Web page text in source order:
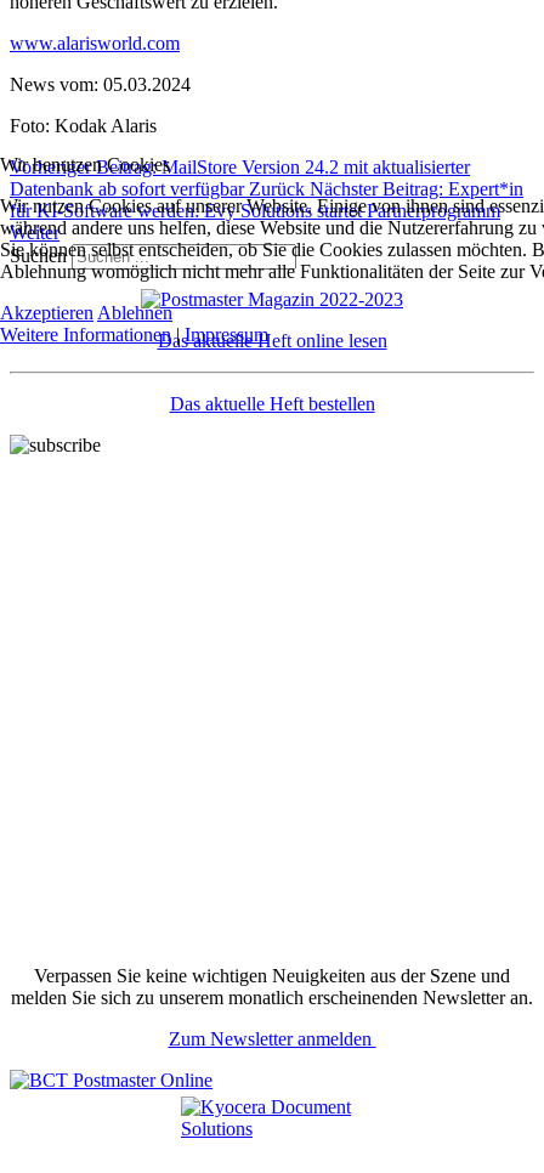
www.alarisworld.com
News vom: 05.03.2024
Foto: Kodak Alaris
Vorheriger Beitrag: MailStore Version 24.2 mit aktualisierter
Datenbank ab sofort verfügbar Zurück Nächster Beitrag: Expert*in
für KI-Software werden: Evy Solutions startet Partnerprogramm
Weiter
Suchen
Das aktuelle Heft online lesen
Das aktuelle Heft bestellen
Verpassen Sie keine wichtigen Neuigkeiten aus der Szene und
melden Sie sich zu unserem monatlich erscheinenden Newsletter an.
Zum Newsletter anmelden
Wir benutzen Cookies
Wir nutzen Cookies auf unserer Website. Einige von ihnen sind
während andere uns helfen, diese Website und die Nutzererfahrung
Sie können selbst entscheiden, ob Sie die Cookies zulassen möchten.
Ablehnung womöglich nicht mehr alle Funktionalitäten der Seite zur
Akzeptieren Ablehnen
Weitere Informationen|Impressum